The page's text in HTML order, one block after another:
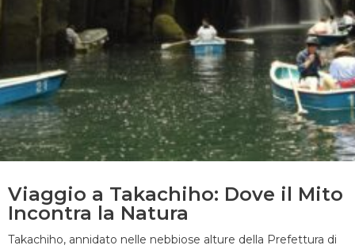
Viaggio a Takachiho: Dove il Mito
Incontra la Natura
Takachiho, annidato nelle nebbiose alture della Prefettura di